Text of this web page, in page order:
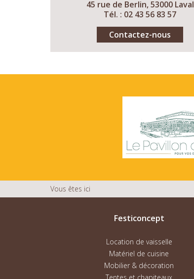
45 rue de Berlin, 53000 Laval
Tél. : 02 43 56 83 57
Contactez-nous
Vous êtes ici
Festiconcept
Location de vaisselle
Matériel de cuisine
Mobilier & décoration